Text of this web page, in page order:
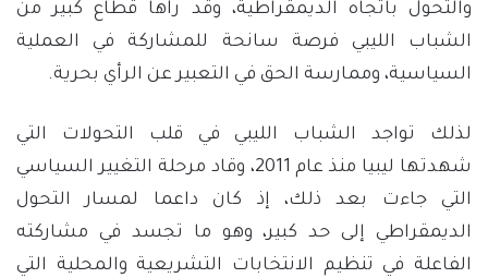
والتحول باتجاه الديمقراطية، وقد رآها قطاع كبير من
الشباب الليبي فرصة سانحة للمشاركة في العملية
السياسية، وممارسة الحق في التعبير عن الرأي بحرية.
لذلك تواجد الشباب الليبي في قلب التحولات التي
شهدتها ليبيا منذ عام 2011، وقاد مرحلة التغيير السياسي
التي جاءت بعد ذلك، إذ كان داعما لمسار التحول
الديمقراطي إلى حد كبير، وهو ما تجسد في مشاركته
الفاعلة في تنظيم الانتخابات التشريعية والمحلية التي